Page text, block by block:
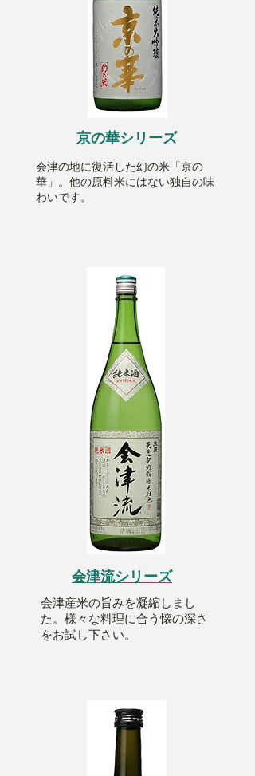
京の華シリーズ
会津の地に復活した幻の米「京の
華」。他の原料米にはない独自の味
わいです。
会津流シリーズ
会津産米の旨みを凝縮しまし
た。様々な料理に合う懐の深さ
をお試し下さい。